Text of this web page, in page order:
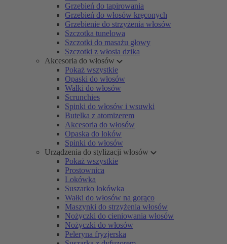
Grzebień do tapirowania
Grzebień do włosów kręconych
Grzebienie do strzyżenia włosów
Szczotka tunelowa
Szczotki do masażu głowy
Szczotki z włosia dzika
Akcesoria do włosów
Pokaż wszystkie
Opaski do włosów
Wałki do włosów
Scrunchies
Spinki do włosów i wsuwki
Butelka z atomizerem
Akcesoria do włosów
Opaska do loków
Spinki do włosów
Urządzenia do stylizacji włosów
Pokaż wszystkie
Prostownica
Lokówka
Suszarko lokówka
Wałki do włosów na gorąco
Maszynki do strzyżenia włosów
Nożyczki do cieniowania włosów
Nożyczki do włosów
Peleryna fryzjerska